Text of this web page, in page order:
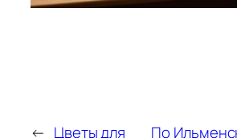
← Цветы для
По